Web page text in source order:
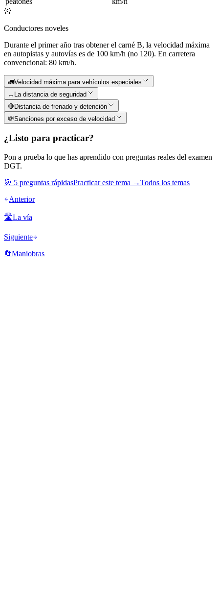
🚨
Conductores noveles
Durante el primer año tras obtener el carné B, la velocidad máxima
en autopistas y autovías es de 100 km/h (no 120). En carretera
convencional: 80 km/h.
🚛Velocidad máxima para vehículos especiales
↔️ La distancia de seguridad
🛑Distancia de frenado y detención
💸Sanciones por exceso de velocidad
¿Listo para practicar?
Pon a prueba lo que has aprendido con preguntas reales del examen
DGT.
🎯 5 preguntas rápidasPracticar este tema →Todos los temas
Anterior
🛣️La vía
Siguiente
🔄Maniobras